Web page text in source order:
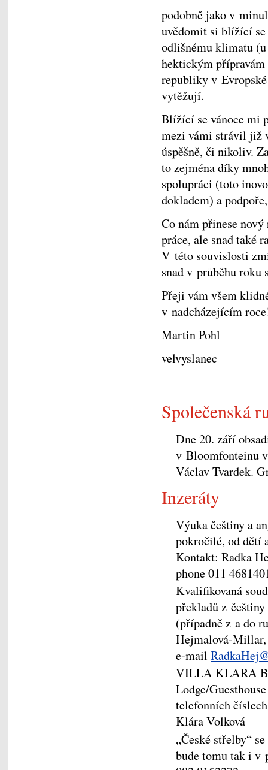
podobně jako v
uvědomit si blížící
odlišnému klimatu (u
hektickým přípravám
republiky v
vytěžují.
Blížící se vánoce mi
mezi vámi strávil již
úspěšně, či nikoliv.
to zejména díky
spolupráci (toto
dokladem) a
Co nám přinese
práce, ale snad také
V této souvislosti
snad v průběhu roku
Přeji vám všem
v nadcházejícím
Martin Pohl
velvyslanec
Společenská
Dne 20. září
v Bloomfonteinu
Václav Tvardek.
Inzeráty
Výuka češtiny a
pokročilé, od dětí
Kontakt: Radka
phone 011
Kvalifikovaná
překladů z
(případně z a do
Hejmalová-Millar,
e-mail
VILLA KLARA
Lodge/
telefonních
Klára Volková
„České střelby“
bude tomu tak i v